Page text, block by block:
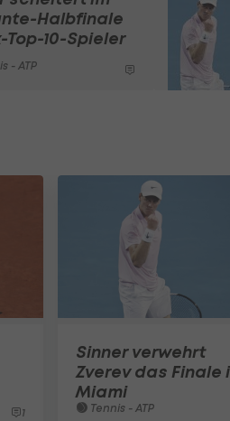
Halbfinale
Top-10-Spieler
- ATP
1
Sinner verwehrt
Zverev das Finale
Miami
Tennis - ATP